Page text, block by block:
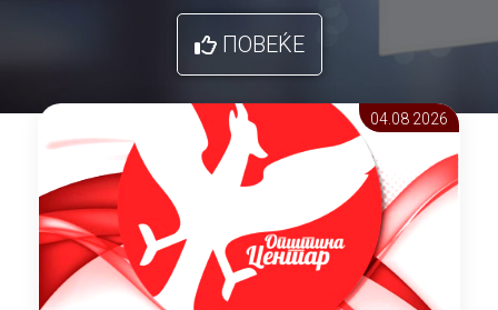
ПОВЕЌЕ
04.08 2026